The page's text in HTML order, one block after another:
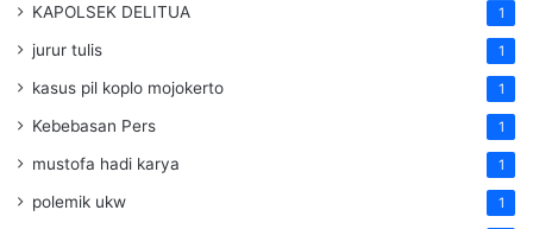
KAPOLSEK DELITUA 1
jurur tulis 1
kasus pil koplo mojokerto 1
Kebebasan Pers 1
mustofa hadi karya 1
polemik ukw 1